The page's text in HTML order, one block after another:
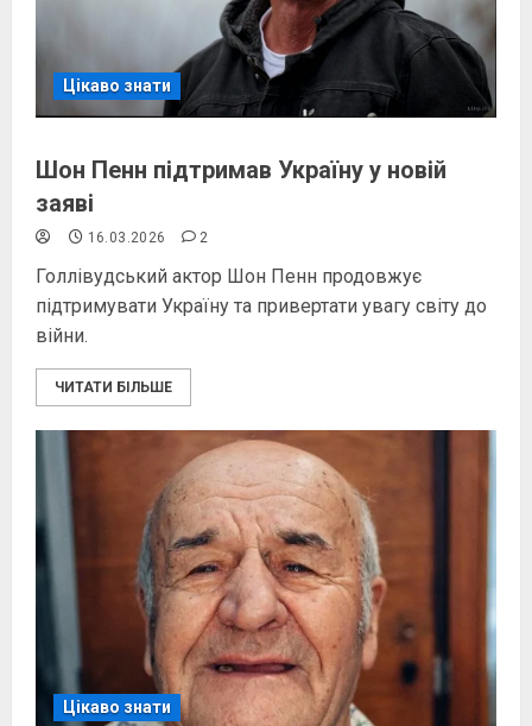
Цікаво знати
Шон Пенн підтримав Україну у новій
заяві
16.03.2026 2
Голлівудський актор Шон Пенн продовжує
підтримувати Україну та привертати увагу світу до
війни.
ЧИТАТИ БІЛЬШЕ
Цікаво знати